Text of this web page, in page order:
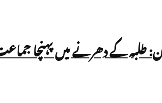
طلبہ کے دھرنے میں پہنچا